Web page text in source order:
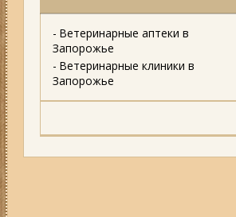
Ветеринарные аптеки в
Запорожье
Ветеринарные клиники в
Запорожье